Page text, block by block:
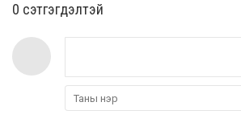
0 cэтгэгдэлтэй